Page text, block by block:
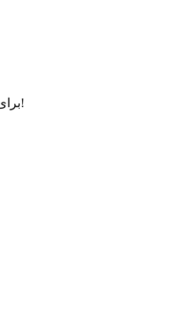
برای شروع، یک تماس تلفنی تعیین کنید!